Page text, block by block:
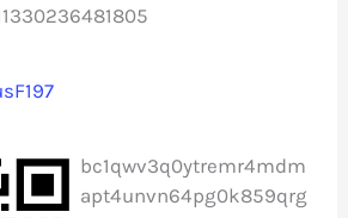
bc1qwv3q0ytremr4mdm
apt4unvn64pg0k859qrg